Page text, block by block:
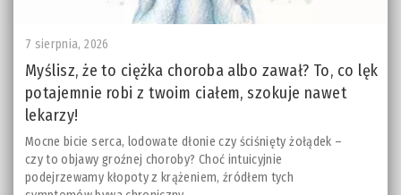
7 sierpnia, 2026
Myślisz, że to ciężka choroba albo zawał? To, co lęk
potajemnie robi z twoim ciałem, szokuje nawet
lekarzy!
Mocne bicie serca, lodowate dłonie czy ściśnięty żołądek –
czy to objawy groźnej choroby? Choć intuicyjnie
podejrzewamy kłopoty z krążeniem, źródłem tych